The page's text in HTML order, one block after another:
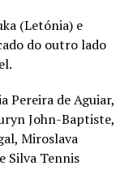
(Letónia) e
do outro lado
Pereira de Aguiar,
John-Baptiste,
Miroslava
Silva Tennis